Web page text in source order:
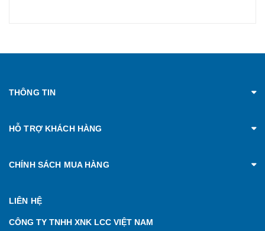
THÔNG TIN
HỖ TRỢ KHÁCH HÀNG
CHÍNH SÁCH MUA HÀNG
LIÊN HỆ
CÔNG TY TNHH XNK LCC VIỆT NAM